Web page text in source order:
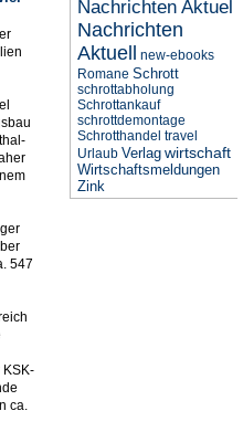
547
ca.
Nachrichten Aktuel
Nachrichten
Aktuell
new-ebooks
Romane Schrott
schrottabholung
Schrottankauf
schrottdemontage
Schrotthandel travel
Urlaub Verlag wirtschaft
Wirtschaftsmeldungen
Zink